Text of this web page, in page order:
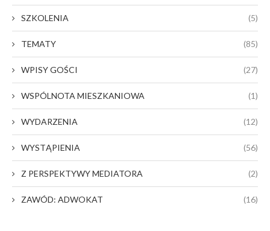
SZKOLENIA (5)
TEMATY (85)
WPISY GOŚCI (27)
WSPÓLNOTA MIESZKANIOWA (1)
WYDARZENIA (12)
WYSTĄPIENIA (56)
Z PERSPEKTYWY MEDIATORA (2)
ZAWÓD: ADWOKAT (16)